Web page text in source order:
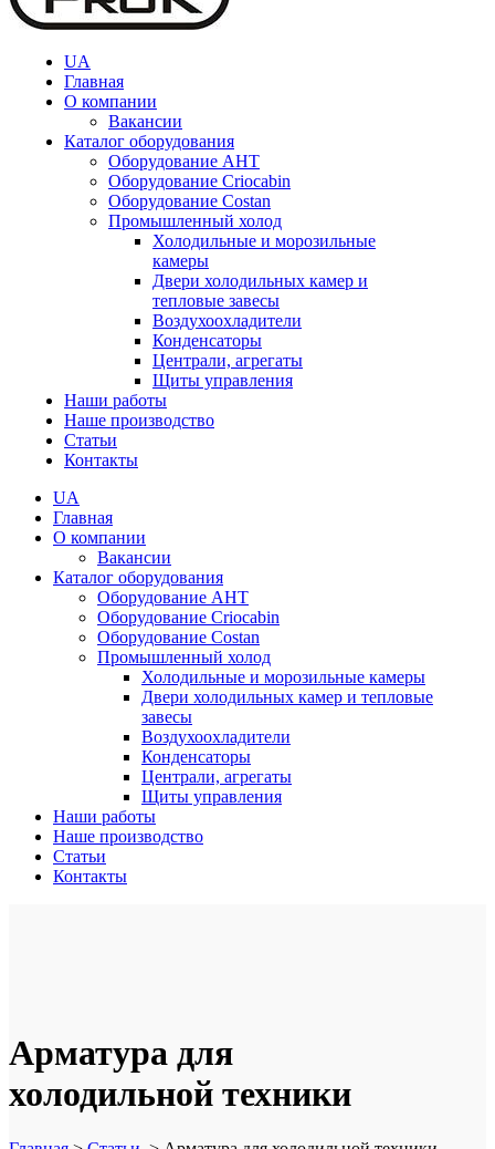
UA
Главная
О компании
Вакансии
Каталог оборудования
Оборудование AHT
Оборудование Criocabin
Оборудование Costan
Промышленный холод
Холодильные и морозильные
камеры
Двери холодильных камер и
тепловые завесы
Воздухоохладители
Конденсаторы
Централи, агрегаты
Щиты управления
Наши работы
Наше производство
Статьи
Контакты
UA
Главная
О компании
Вакансии
Каталог оборудования
Оборудование AHT
Оборудование Criocabin
Оборудование Costan
Промышленный холод
Холодильные и морозильные камеры
Двери холодильных камер и тепловые
завесы
Воздухоохладители
Конденсаторы
Централи, агрегаты
Щиты управления
Наши работы
Наше производство
Статьи
Контакты
Арматура для
холодильной техники